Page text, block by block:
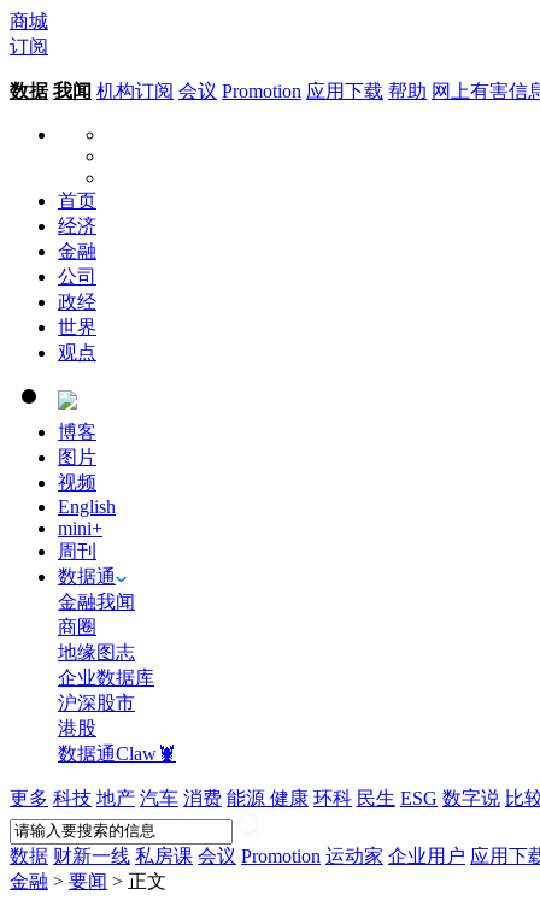
商城
订阅
数据 我闻 机构订阅 会议 Promotion 应用下载 帮助 网上有害信
首页
经济
金融
公司
政经
世界
观点
博客
图片
视频
English
mini+
周刊
数据通
金融我闻
商圈
地缘图志
企业数据库
沪深股市
港股
数据通Claw🦞
更多 科技 地产 汽车 消费 能源 健康 环科 民生 ESG 数字说 比
数据 财新一线 私房课 会议 Promotion 运动家 企业用户 应用下
金融 > 要闻 > 正文